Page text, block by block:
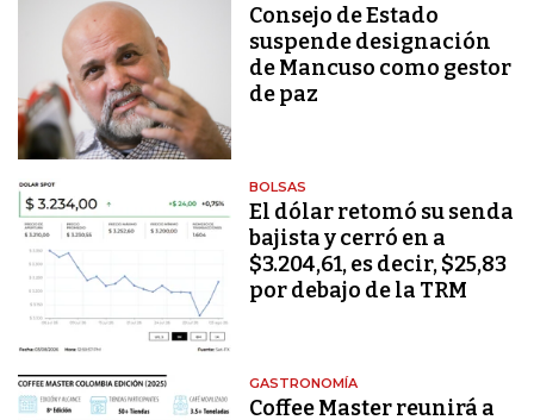
Consejo de Estado
suspende designación
de Mancuso como gestor
de paz
BOLSAS
El dólar retomó su senda
bajista y cerró en a
$3.204,61, es decir, $25,83
por debajo de la TRM
GASTRONOMÍA
Coffee Master reunirá a